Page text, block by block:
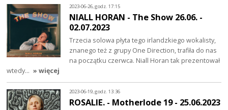
2023-06-26, godz. 17:15
NIALL HORAN - The Show 26.06. -
02.07.2023
Trzecia solowa płyta tego irlandzkiego wokalisty,
znanego też z grupy One Direction, trafiła do nas
na początku czerwca. Niall Horan tak prezentował
wtedy… » więcej
2023-06-19, godz. 13:36
ROSALIE. - Motherlode 19 - 25.06.2023